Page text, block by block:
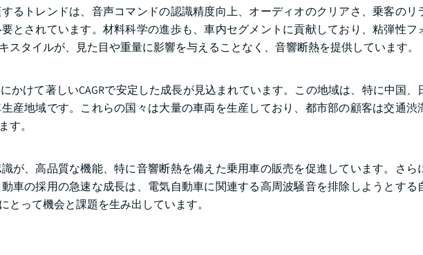
るトレンドは、音声コマンドの認識精度向上、オーディオのクリアさ、乗客のリ
とされています。材料科学の進歩も、車内セグメントに貢献しており、粘弾性フ
スタイルが、見た目や重量に影響を与えることなく、音響断熱を提供しています。
かけて著しいCAGRで安定した成長が見込まれています。この地域は、特に中国、
産地域です。これらの国々は大量の車両を生産しており、都市部の顧客は交通渋
す。
が、高品質な機能、特に音響断熱を備えた乗用車の販売を促進しています。さら
車の採用の急速な成長は、電気自動車に関連する高周波騒音を排除しようとする
って機会と課題を生み出しています。